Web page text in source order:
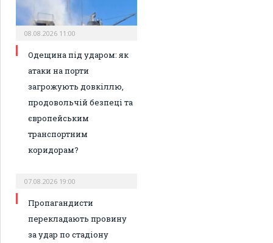
08.08.2026 11:00
Одещина під ударом: як
атаки на порти
загрожують довкіллю,
продовольчій безпеці та
європейським
транспортним
коридорам?
07.08.2026 19:00
Пропагандисти
перекладають провину
за удар по стадіону